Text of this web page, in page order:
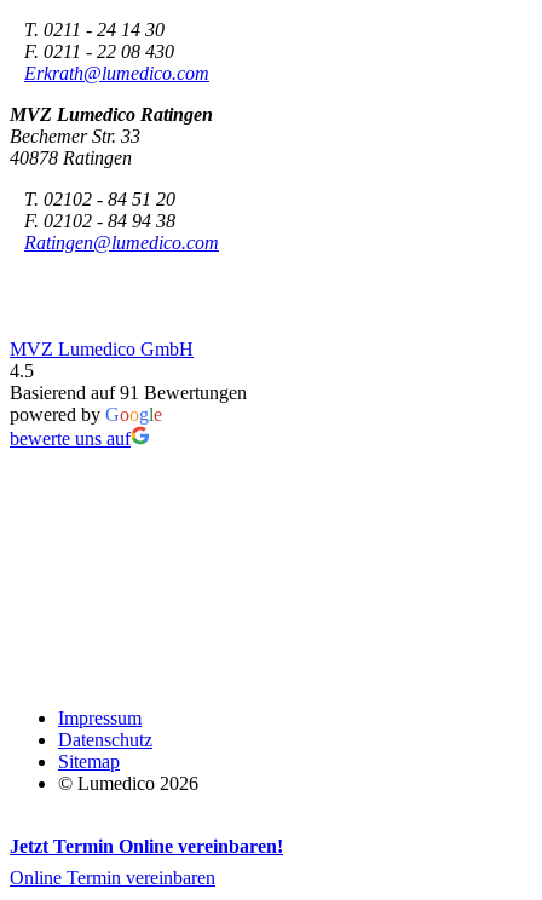
T. 0211 - 24 14 30
F. 0211 - 22 08 430
Erkrath@lumedico.com
MVZ Lumedico Ratingen
Bechemer Str. 33
40878 Ratingen
T. 02102 - 84 51 20
F. 02102 - 84 94 38
Ratingen@lumedico.com
MVZ Lumedico GmbH
4.5
Basierend auf 91 Bewertungen
powered by Google
bewerte uns auf
Impressum
Datenschutz
Sitemap
© Lumedico 2026
Jetzt Termin Online vereinbaren!
Online Termin vereinbaren